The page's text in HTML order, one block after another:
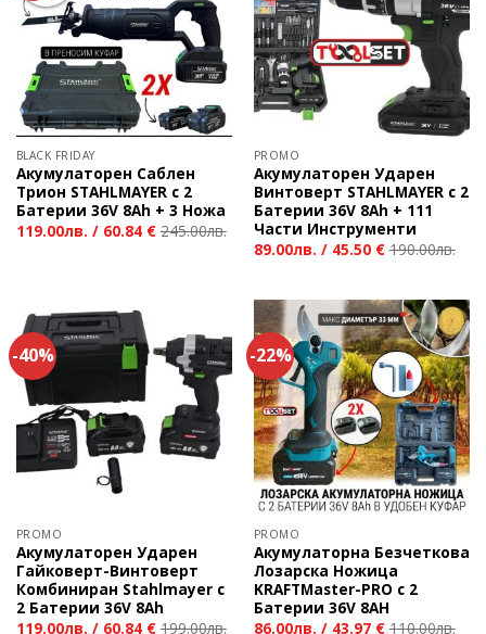
BLACK FRIDAY
Акумулаторен Саблен
Трион STAHLMAYER с 2
Батерии 36V 8Ah + 3 Ножа
119.00лв. / 60.84 € 245.00лв.
PROMO
Акумулаторен Ударен
Винтоверт STAHLMAYER с 2
Батерии 36V 8Ah + 111
Части Инструменти
89.00лв. / 45.50 € 190.00лв.
-40%
PROMO
Акумулаторен Ударен
Гайковерт-Винтоверт
Комбиниран Stahlmayer с
2 Батерии 36V 8Ah
119.00лв. / 60.84 € 199.00лв.
-22%
PROMO
Акумулаторна Безчеткова
Лозарска Ножица
KRAFTMaster-PRO с 2
Батерии 36V 8AH
86.00лв. / 43.97 € 110.00лв.